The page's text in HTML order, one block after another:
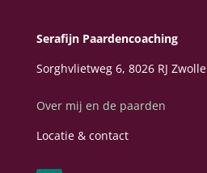
Serafijn Paardencoaching
Sorghvlietweg6, 8026 RJ Zwolle
Over mij en de paarden
Locatie & contact